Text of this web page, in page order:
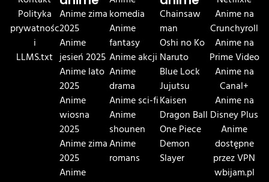
Polityka
prywatnośc
i
LLMS.txt
Anime zima
2025
Anime
jesień 2025
Anime lato
2025
Anime
wiosna
2025
Anime zima
2025
Anime
komedia
Anime
fantasy
Anime akcji
Anime
drama
Anime sci-fi
Anime
shounen
Anime
romans
Chainsaw
man
Oshi no Ko
Naruto
Blue Lock
Jujutsu
Kaisen
Dragon Ball
One Piece
Demon
Slayer
Anime na
Crunchyroll
Anime na
Prime Video
Anime na
Canal+
Anime na
Disney Plus
Anime
dostępne
przez VPN
wbijam.pl